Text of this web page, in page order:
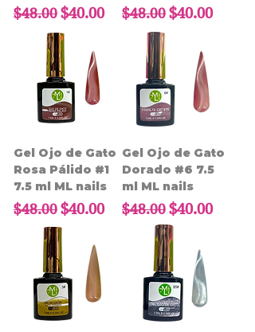
Precio
$48.00Precio de oferta
$40.00 Precio
$48.00Precio de
$40.00
Gel Ojo de Gato
Rosa Pálido #1
7.5 ml ML nails
Precio
$48.00Precio de oferta
$40.00
Gel Ojo de Gato
Dorado #6 7.5
ml ML nails
Precio
$48.00Precio de
$40.00